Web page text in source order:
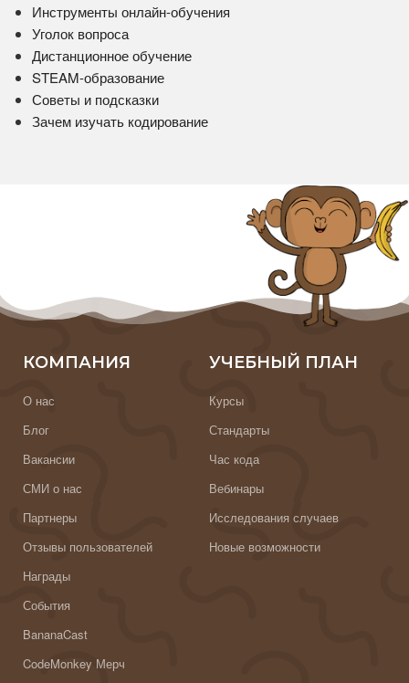
Инструменты онлайн-обучения
Уголок вопроса
Дистанционное обучение
STEAM-образование
Советы и подсказки
Зачем изучать кодирование
КОМПАНИЯ
О нас
Блог
Вакансии
СМИ о нас
Партнеры
Отзывы пользователей
Награды
События
BananaCast
CodeMonkey Мерч
УЧЕБНЫЙ ПЛАН
Курсы
Стандарты
Час кода
Вебинары
Исследования случаев
Новые возможности